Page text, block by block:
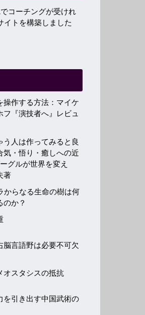
コーチングが受けれ
イトを構築しました
操作する方法：マイケ
フ『演技者へ』レビュ
う人は作ってみると良
気・悟り・癒しへの近
グルが世界を変え
著
からなる生命の樹は何
のか？
脳言語野は必要不可欠
オスタシスの抵抗
を引き出す中国武術の